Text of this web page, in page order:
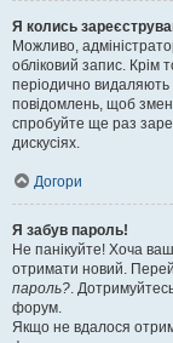
Я колись
Можливо,
обліковий запис. Крім
періодично видаляють
повідомлень, щоб
спробуйте ще раз
дискусіях.
Догори
Я забув пароль!
Не панікуйте! Хоча
отримати новий.
пароль?.
форум.
Якщо не вдалося